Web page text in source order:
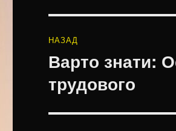
записів
НАЗАД
Попередній
запис:
Варто знати:
трудового